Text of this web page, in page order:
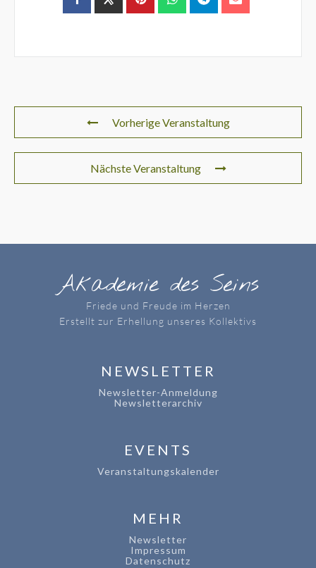
Vorherige Veranstaltung
Nächste Veranstaltung
Akademie des Seins
Friede und Freude im Herzen
Erstellt zur Erhellung unseres Kollektivs
NEWSLETTER
Newsletter-Anmeldung
Newsletterarchiv
EVENTS
Veranstaltungskalender
MEHR
Newsletter
Impressum
Datenschutz